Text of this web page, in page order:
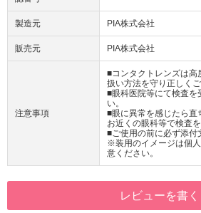
製造元 PIA株式会社
販売元 PIA株式会社
注意事項
■コンタクトレンズは高
扱い方法を守り正しくご
■眼科医院等にて検査を
い。
■眼に異常を感じたら直
お近くの眼科等で検査
■ご使用の前に必ず添付
※装用のイメージは個
意ください。
レビューを書く